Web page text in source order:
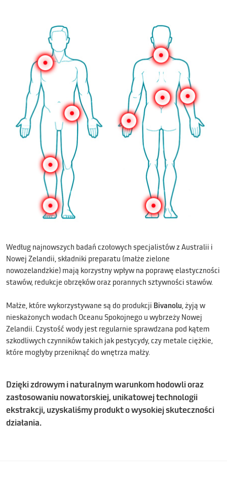
Według najnowszych badań czołowych specjalistów z Australii i
Nowej Zelandii, składniki preparatu (małże zielone
nowozelandzkie) mają korzystny wpływ na poprawę elastyczności
stawów, redukcje obrzęków oraz porannych sztywności stawów.
Małże, które wykorzystywane są do produkcji Bivanolu, żyją w
nieskażonych wodach Oceanu Spokojnego u wybrzeży Nowej
Zelandii. Czystość wody jest regularnie sprawdzana pod kątem
szkodliwych czynników takich jak pestycydy, czy metale ciężkie,
które mogłyby przeniknąć do wnętrza małży.
Dzięki zdrowym i naturalnym warunkom hodowli oraz
zastosowaniu nowatorskiej, unikatowej technologii
ekstrakcji, uzyskaliśmy produkt o wysokiej skuteczności
działania.